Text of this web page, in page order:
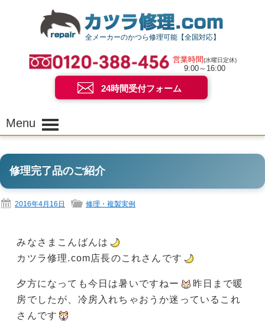
全メーカーのかつら修理可能【全国対応】
営業時間(水曜日定休)
9:00～16:00
24時間受付フォーム
Menu
修理完了品のご紹介
2016年4月16日 修理・複製実例
みなさまこんばんは
カツラ修理.com店長のこれさんです
夕方になっても今日は暑いですねー
昨日まで暖
房でしたが、冷房入れちゃおうか迷っているこれ
さんです